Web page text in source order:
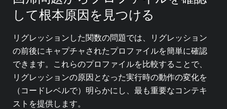
して根本原因を見つける
リグレッションした関数の問題では、リグレッション
の前後にキャプチャされたプロファイルを簡単に確認
できます。これらのプロファイルを比較することで、
リグレッションの原因となった実行時の動作の変化を
（コードレベルで）明らかにし、最も重要なコンテキ
ストを提供します。